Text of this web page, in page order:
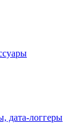
дата-логгеры